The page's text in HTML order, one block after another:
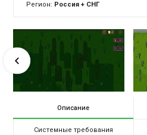
Регион: Россия + СНГ
Описание
Системные требования